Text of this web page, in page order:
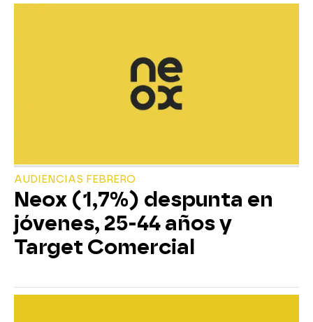
AUDIENCIAS FEBRERO
Neox (1,7%) despunta en
jóvenes, 25-44 años y
Target Comercial